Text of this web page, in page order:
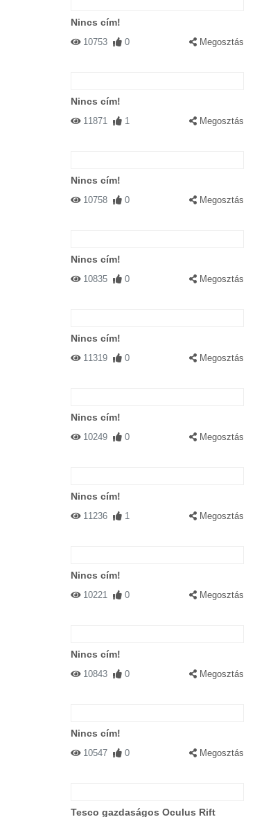
Nincs cím!
10753 0 Megosztás
Nincs cím!
11871 1 Megosztás
Nincs cím!
10758 0 Megosztás
Nincs cím!
10835 0 Megosztás
Nincs cím!
11319 0 Megosztás
Nincs cím!
10249 0 Megosztás
Nincs cím!
11236 1 Megosztás
Nincs cím!
10221 0 Megosztás
Nincs cím!
10843 0 Megosztás
Nincs cím!
10547 0 Megosztás
Tesco gazdaságos Oculus Rift